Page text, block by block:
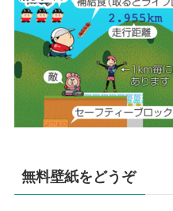
無料壁紙をどうぞ